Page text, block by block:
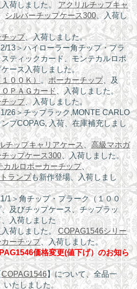
入荷しました。アクリルチップキャ
シルバーチップケース300、入荷し
ップ、入荷しました。
13＞ハイローラー角チップ・プラ
ティックカード、モンテカルロポ
ース入荷しました。
００Ｋ）。 ポーカーチップ、及
ＯＰＡＧカード 、入荷しました。
ップ、入荷しました。
26＞チップラック,MONTE CARLO
プCOPAG, 入荷、在庫補充しまし
チップキャリアケース、高級マホガ
ップケース300、入荷しました。
カルロポーカーチップ、
ランプも新作登場、入荷しまし
1＞角チップ・プラーク（１００
及びチップケース、チップラッ
入荷しました
入荷しました。COPAG1546シリー
ーチップ、入荷しました。
価格変更(値下げ）のお知ら
COPAG1546】について、全品一
いたしました。